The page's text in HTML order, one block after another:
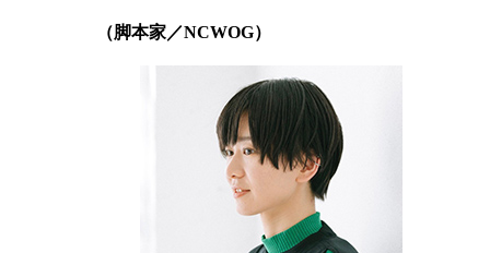
（脚本家／NCWOG）